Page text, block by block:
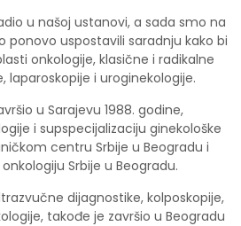
u našoj ustanovi, a sada smo na
ponovo uspostavili saradnju kako bi
onkologije, klasične i radikalne
laparoskopije i uroginekologije.
u Sarajevu 1988. godine,
i supspecijalizaciju ginekološke
centru Srbije u Beogradu i
Srbije u Beogradu.
dijagnostike, kolposkopije,
takođe je završio u Beogradu